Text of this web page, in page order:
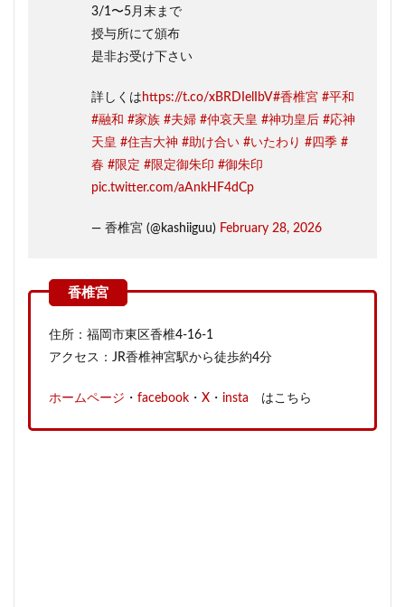
3/1〜5月末まで
授与所にて頒布
是非お受け下さい
詳しくは https://t.co/xBRDIelIbV#香椎宮 #平和
#融和 #家族 #夫婦 #仲哀天皇 #神功皇后 #応神
天皇 #住吉大神 #助け合い #いたわり #四季 #
春 #限定 #限定御朱印 #御朱印
pic.twitter.com/aAnkHF4dCp
— 香椎宮 (@kashiiguu) February 28, 2026
住所：福岡市東区香椎4-16-1
アクセス：JR香椎神宮駅から徒歩約4分
ホームページ ・ facebook ・ X ・ insta はこちら